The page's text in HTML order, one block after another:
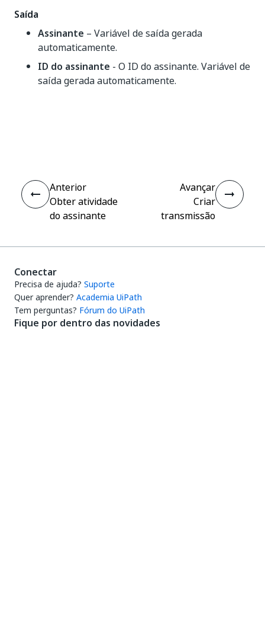
Saída
Assinante – Variável de saída gerada
automaticamente.
ID do assinante - O ID do assinante. Variável de
saída gerada automaticamente.
Anterior
Obter atividade
do assinante
Avançar
Criar
transmissão
Conectar
Precisa de ajuda? Suporte
Quer aprender? Academia UiPath
Tem perguntas? Fórum do UiPath
Fique por dentro das novidades